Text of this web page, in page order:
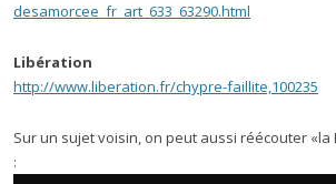
desamorcee_fr_art_633_63290.html
Libération
http://www.liberation.fr/chypre-faillite,100235
Sur un sujet voisin, on peut aussi réécouter
: